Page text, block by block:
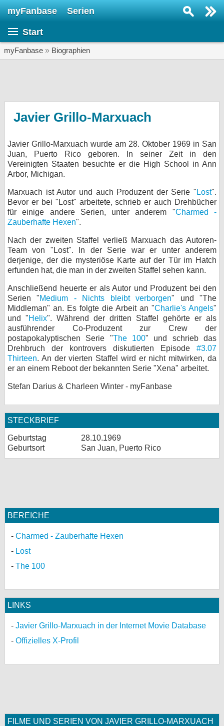
myFanbase Serien
Start
myFanbase » Biographien
Javier Grillo-Marxuach
Javier Grillo-Marxuach wurde am 28. Oktober 1969 in San
Juan, Puerto Rico geboren. In seiner Zeit in den
Vereinigten Staaten besuchte er die High School in Ann
Arbor, Michigan.
Marxuach ist Autor und auch Produzent der Serie " Lost".
Bevor er bei "Lost" arbeitete, schrieb er auch Drehbücher
für einige andere Serien, unter anderem "Charmed -
Zauberhafte Hexen".
Nach der zweiten Staffel verließ Marxuach das Autoren-
Team von "Lost". In der Serie war er unter anderem
derjenige, der die mysteriöse Karte auf der Tür im Hatch
erfunden hat, die man in der zweiten Staffel sehen kann.
Anschließend heuerte er als Autor und Produzent bei den
Serien "Medium - Nichts bleibt verborgen" und "The
Middleman" an. Es folgte die Arbeit an "Charlie's Angels"
und "Helix". Während der dritten Staffel gehörte er als
ausführender Co-Produzent zur Crew der
postapokalyptischen Serie "The 100" und schrieb das
Drehbruch der kontrovers diskutierten Episode #3.07
Thirteen. An der vierten Staffel wird er nicht mitwirken, da
er an einem Reboot der bekannten Serie "Xena" arbeitet.
Stefan Darius & Charleen Winter - myFanbase
STECKBRIEF
Geburtstag
28.10.1969
Geburtsort
San Juan, Puerto Rico
BEREICHE
Charmed - Zauberhafte Hexen
Lost
The 100
LINKS
Javier Grillo-Marxuach in der Internet Movie Database
Offizielles X-Profil
FILME UND SERIEN VON JAVIER GRILLO-MARXUACH
KULTUR
Specials
Gewinnspiele
Forum
bei X
bei Facebook
Kontakt
Nutzungsbedingungen
Datenschutz
Cookie-Einstellungen